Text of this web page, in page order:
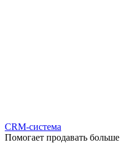
CRM-система
Помогает продавать больше